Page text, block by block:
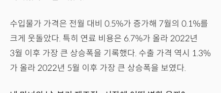
수입물가 가격은 전월 대비 0.5%가 증가해 7월의 0.1%를
크게 웃돌았다. 특히 연료 비용은 6.7%가 올라 2022년
3월 이후 가장 큰 상승폭을 기록했다. 수출 가격 역시 1.3%
가 올라 2022년 5월 이후 가장 큰 상승폭을 보였다.